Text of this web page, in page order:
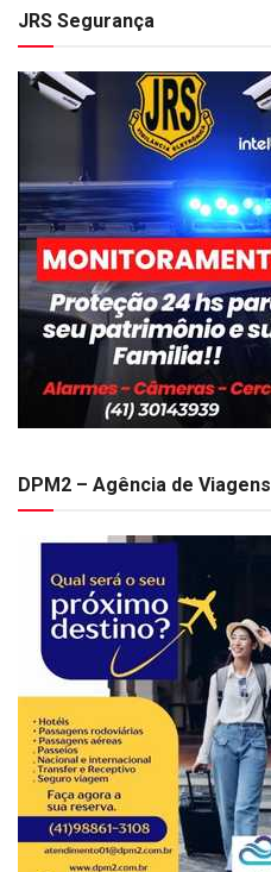
JRS Segurança
DPM2 – Agência de Viagens